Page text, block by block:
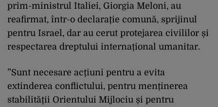
prim-ministrul Italiei, Giorgia Meloni, au
reafirmat, într-o declarație comună, sprijinul
pentru Israel, dar au cerut protejarea civililor și
respectarea dreptului internațional umanitar.
”Sunt necesare acțiuni pentru a evita
extinderea conflictului, pentru menținerea
stabilității Orientului Mijlociu și pentru